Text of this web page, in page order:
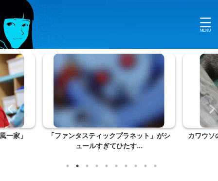
一家」
「ファンタスティックプラネット」がシ
ュールすぎてひたす...
カワウソ